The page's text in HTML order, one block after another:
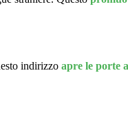
indirizzo apre le porte